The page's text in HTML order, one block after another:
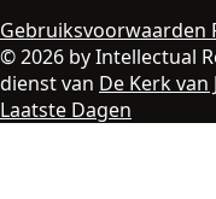
Gebruiksvoorwaarden
© 2026 by Intellectual
dienst van De Kerk
Laatste Dagen